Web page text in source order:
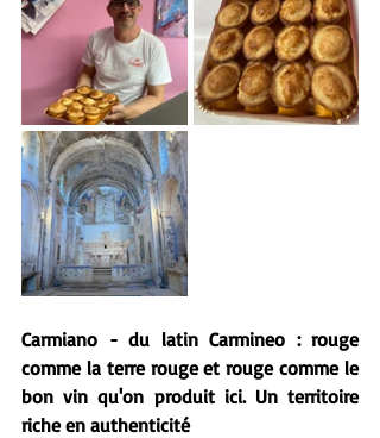
Carmiano - du latin Carmineo : rouge
comme la terre rouge et rouge comme le
bon vin qu'on produit ici. Un territoire
riche en authenticité